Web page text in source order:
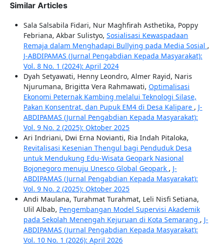
Similar Articles
Sala Salsabila Fidari, Nur Maghfirah Asthetika, Poppy
Febriana, Akbar Sulistyo, Sosialisasi Kewaspadaan
Remaja dalam Menghadapi Bullying pada Media Sosial ,
J-ABDIPAMAS (Jurnal Pengabdian Kepada Masyarakat):
Vol. 8 No. 1 (2024): April 2024
Dyah Setyawati, Henny Leondro, Almer Rayid, Naris
Njurumana, Brigitta Vera Rahmawati, Optimalisasi
Ekonomi Peternak Kambing melalui Teknologi Silase,
Pakan Konsentrat, dan Pupuk EM4 di Desa Kalipare , J-
ABDIPAMAS (Jurnal Pengabdian Kepada Masyarakat):
Vol. 9 No. 2 (2025): Oktober 2025
Ari Indriani, Dwi Erna Novianti, Ria Indah Pitaloka,
Revitalisasi Kesenian Thengul bagi Penduduk Desa
untuk Mendukung Edu-Wisata Geopark Nasional
Bojonegoro menuju Unesco Global Geopark , J-
ABDIPAMAS (Jurnal Pengabdian Kepada Masyarakat):
Vol. 9 No. 2 (2025): Oktober 2025
Andi Maulana, Turahmat Turahmat, Leli Nisfi Setiana,
Ulil Albab, Pengembangan Model Supervisi Akademik
pada Sekolah Menengah Kejuruan di Kota Semarang , J-
ABDIPAMAS (Jurnal Pengabdian Kepada Masyarakat):
Vol. 10 No. 1 (2026): April 2026